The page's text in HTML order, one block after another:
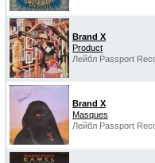
Brand X
Product
Лейбл Passport
Brand X
Masques
Лейбл Passport